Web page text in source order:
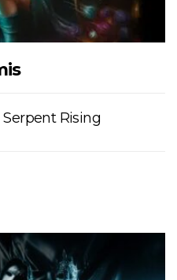
Serpent Rising